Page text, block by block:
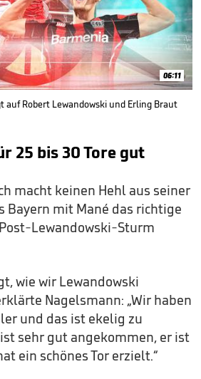
06:11
auf Robert Lewandowski und Erling Braut
25 bis 30 Tore gut
macht keinen Hehl aus seiner
Bayern mit Mané das richtige
Lewandowski-Sturm
wie wir Lewandowski
Nagelsmann: „Wir haben
und das ist ekelig zu
sehr gut angekommen, er ist
ein schönes Tor erzielt.“